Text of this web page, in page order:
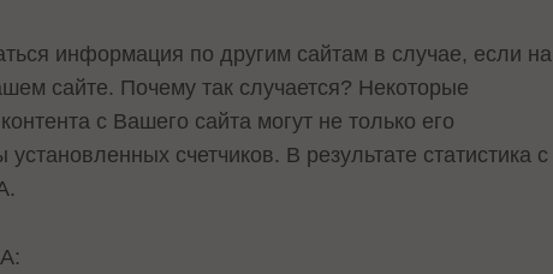
информация по другим сайтам в случае, если на
сайте. Почему так случается? Некоторые
с Вашего сайта могут не только его
счетчиков. В результате статистика с